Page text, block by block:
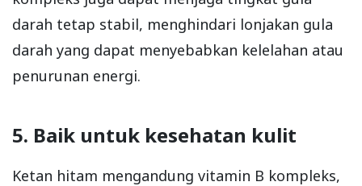
darah tetap stabil, menghindari lonjakan gula
darah yang dapat menyebabkan kelelahan atau
penurunan energi.
5. Baik untuk kesehatan kulit
Ketan hitam mengandung vitamin B kompleks,